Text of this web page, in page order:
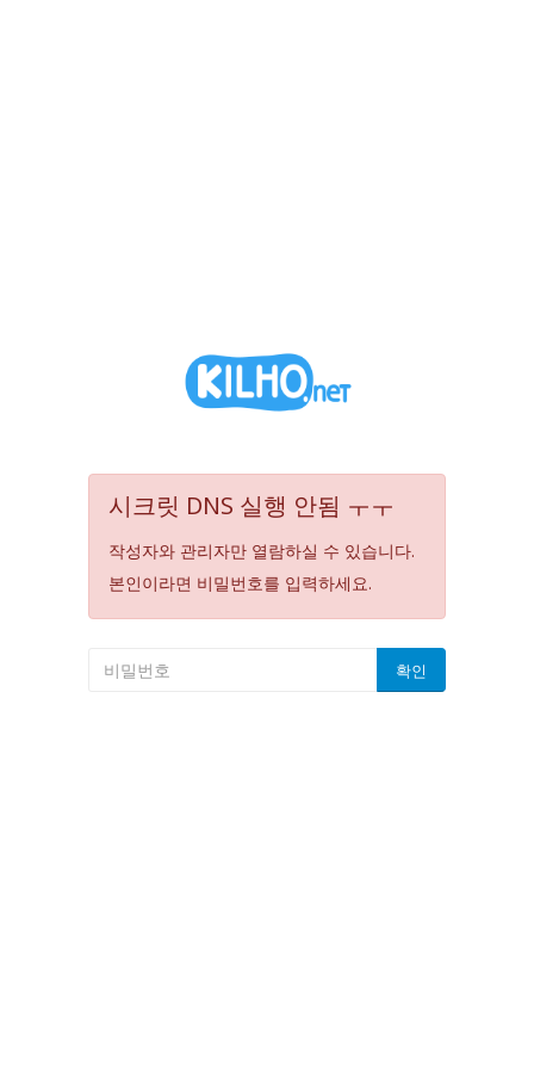
시크릿 DNS 실행 안됨 ㅜㅜ
작성자와 관리자만 열람하실 수 있습니다.
본인이라면 비밀번호를 입력하세요.
확인